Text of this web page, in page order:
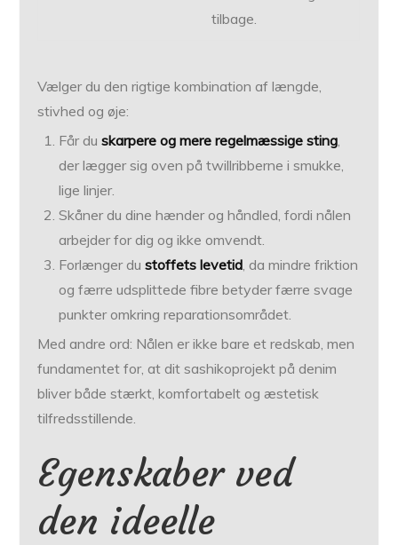
tilbage.
Vælger du den rigtige kombination af længde,
stivhed og øje:
Får duskarpere og mere regelmæssige sting,
der lægger sig oven på twillribberne i smukke,
lige linjer.
Skåner du dine hænder og håndled, fordi nålen
arbejder for dig og ikke omvendt.
Forlænger dustoffets levetid, da mindre friktion
og færre udsplittede fibre betyder færre svage
punkter omkring reparationsområdet.
Med andre ord: Nålen er ikke bare et redskab, men
fundamentet for, at dit sashikoprojekt på denim
bliver både stærkt, komfortabelt og æstetisk
tilfredsstillende.
Egenskaber ved
den ideelle